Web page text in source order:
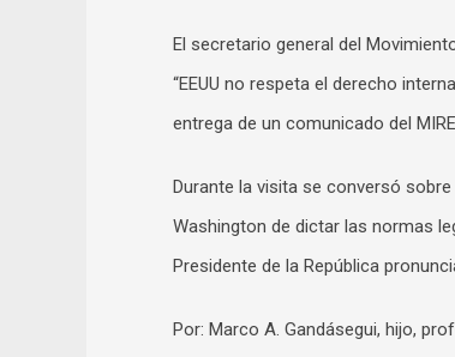
El secretario general del
“EEUU no respeta el derecho
entrega de un comunicado del
Durante la visita se conversó
Washington de dictar las normas
Presidente de la República
Por: Marco A. Gandásegui, hijo,